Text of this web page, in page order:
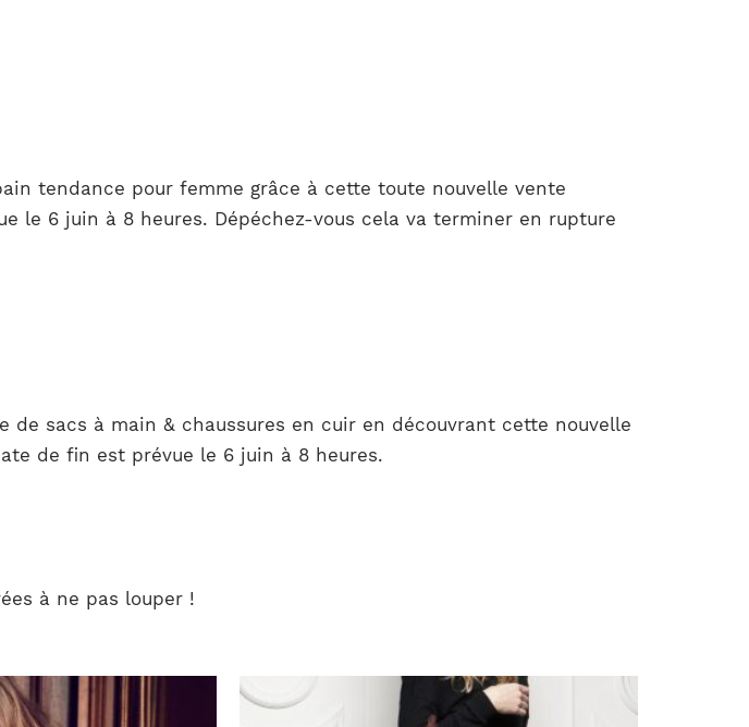
tendance pour femme grâce à cette toute nouvelle vente
le 6 juin à 8 heures. Dépéchez-vous cela va terminer en rupture
de sacs à main & chaussures en cuir en découvrant cette nouvelle
de fin est prévue le 6 juin à 8 heures.
à ne pas louper !